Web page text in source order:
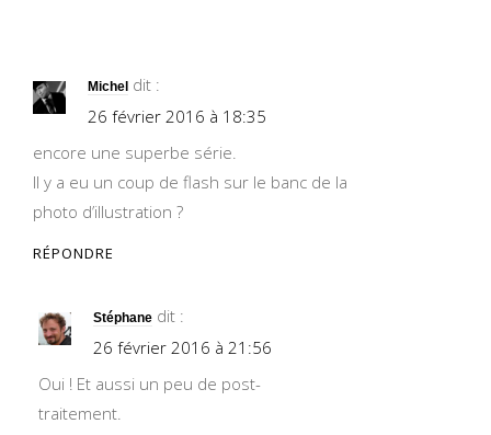
Michel dit :
26 février 2016 à 18:35
encore une superbe série.
Il y a eu un coup de flash sur le banc de la
photo d’illustration ?
RÉPONDRE
Stéphane dit :
26 février 2016 à 21:56
Oui ! Et aussi un peu de post-
traitement.